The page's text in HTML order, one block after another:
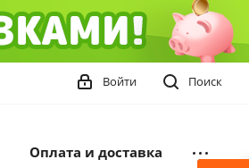
Поиск
Войти
Оплата и доставка